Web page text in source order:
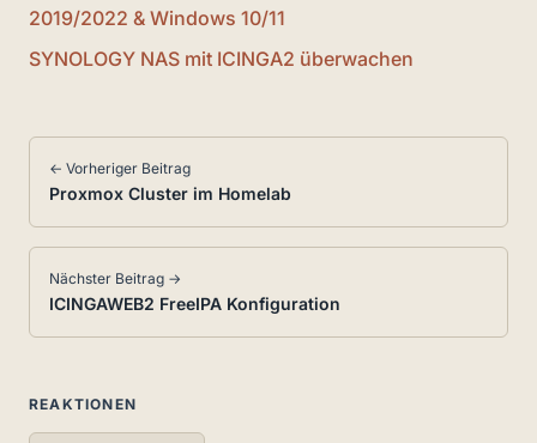
2019/2022 & Windows 10/11
SYNOLOGY NAS mit ICINGA2 überwachen
← Vorheriger Beitrag
Proxmox Cluster im Homelab
Nächster Beitrag →
ICINGAWEB2 FreeIPA Konfiguration
REAKTIONEN